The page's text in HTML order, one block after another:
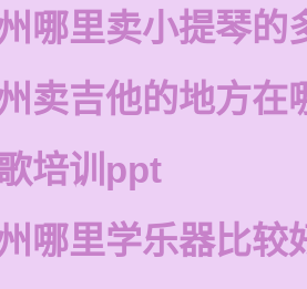
哪里卖小提琴的
卖吉他的地方在
培训ppt
哪里学乐器比较